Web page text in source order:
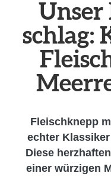
schlag:
Fleischknepp
echter
Diese
einer würzigen